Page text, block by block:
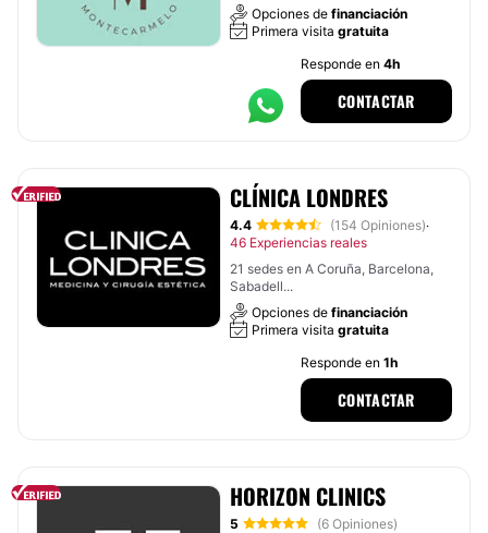
Opciones de financiación
Primera visita gratuita
Responde en 4h
CONTACTAR
CLÍNICA LONDRES
4.4 (154 Opiniones)·
46 Experiencias reales
21 sedes en A Coruña, Barcelona,
Sabadell...
Opciones de financiación
Primera visita gratuita
Responde en 1h
CONTACTAR
HORIZON CLINICS
5
(6 Opiniones)